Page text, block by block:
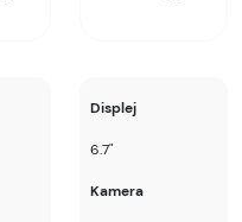
Displej
6.7"
Kamera